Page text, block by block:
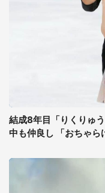
結成8年目「りくりゅ
中も仲良し 「おちゃら